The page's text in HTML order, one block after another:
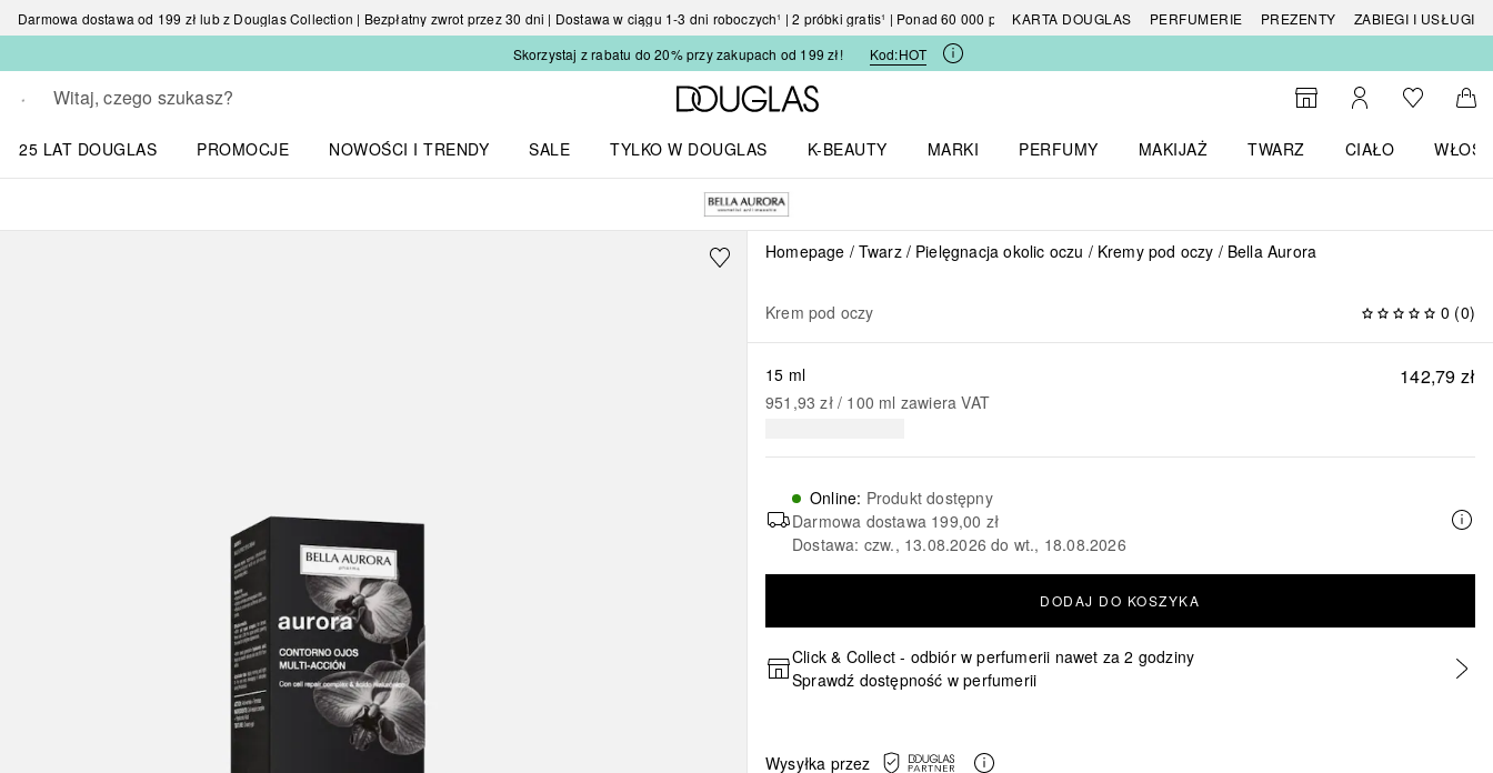
Darmowa dostawa od 199 zł lub z Douglas Collection | Bezpłatny zwrot przez 30 dni | Dostawa w ciągu 1-3 dni roboczych¹ | 2 próbki gratis¹ | Ponad 60 000 produktówKARTA DOUGLAS PERFUMERIE PREZENTY
ZABIEGI I USŁUGI
Skorzystaj z rabatu do 20% przy zakupach od 199 zł!
Kod:HOT
Wracać
Wykonaj wyszukiwanie
Strona główna Douglas
Do wyszukiwarki
Moje kontoDo listyDo
25 LAT DOUGLAS
PROMOCJE
NOWOŚCI I TRENDY
SALE
TYLKO W DOUGLAS
K-BEAUTY
MARKI
PERFUMY
MAKIJAŻ
TWARZ
CIAŁO
WŁOSY
Homepage Twarz Pielęgnacja okolic oczu Kremy pod oczy Bella Aurora
Krem pod oczy 0 (0)
142,79 zł
15 ml
951,93 zł / 100 ml zawiera VAT
Online: Produkt dostępny
Darmowa dostawa 199,00 zł
Dostawa: czw., 13.08.2026 do wt., 18.08.2026
DODAJ DO KOSZYKA
Click & Collect - odbiór w perfumerii nawet za 2 godziny
Sprawdź dostępność w perfumerii
Wysyłka przez